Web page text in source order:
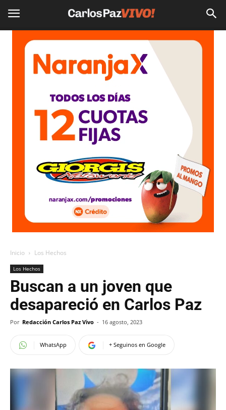
Inicio Los Hechos
Los Hechos
Buscan a un joven que
desapareció en Carlos Paz
Por Redacción Carlos Paz Vivo - 16 agosto, 2023
WhatsApp + Seguinos en Google